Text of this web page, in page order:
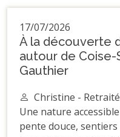
17/07/2026
À la découverte
autour de Coise-
Gauthier
Christine -
Une nature
pente douce,